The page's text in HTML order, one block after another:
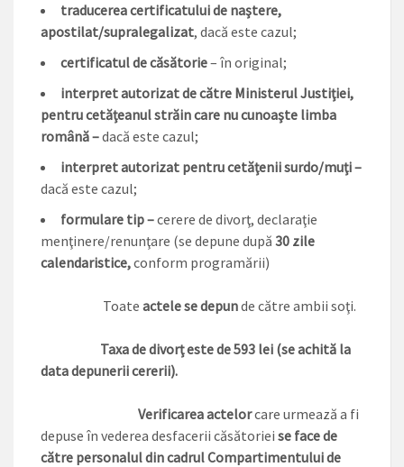
traducerea certificatului de naştere,
apostilat/supralegalizat, dacă este cazul;
certificatul de căsătorie– în original;
interpret autorizat de către Ministerul Justiţiei,
pentru cetăţeanul străin care nu cunoaşte limba
română –dacă este cazul;
interpret autorizat pentru cetăţenii surdo/muţi –
dacă este cazul;
formulare tip –cerere de divorţ, declaraţie
menţinere/renunţare (se depune după 30 zile
calendaristice,conform programării)
Toate actele se depunde către ambii soţi.
Taxa de divorţ este de 593 lei (se achită la
data depunerii cererii).
Verificarea actelorcare urmează a fi
depuse în vederea desfacerii căsătoriei se face de
către personalul din cadrul Compartimentului de